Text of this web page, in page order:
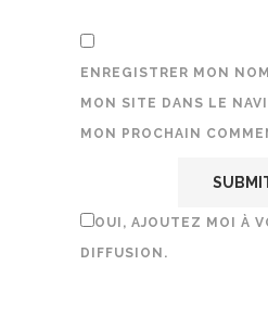
ENREGISTRER MON
MON SITE DANS LE
MON PROCHAIN
OUI, AJOUTEZ MOI À
DIFFUSION.